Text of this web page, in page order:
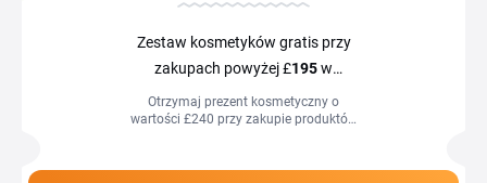
Zestaw kosmetyków gratis przy
zakupach powyżej £195w
Sephora
Otrzymaj prezent kosmetyczny o
wartości £240 przy zakupie produktów
2026 r. do wyczerpania zapasów.